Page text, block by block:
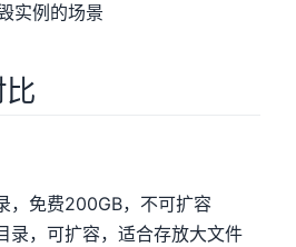
实例的场景
，免费200GB，不可扩容
录，可扩容，适合存放大文件